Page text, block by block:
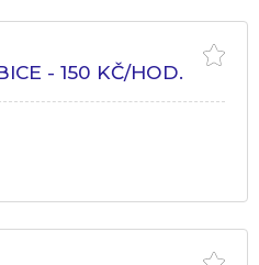
- 150 KČ/HOD.